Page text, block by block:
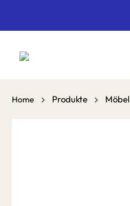
Home Produkte Möbel